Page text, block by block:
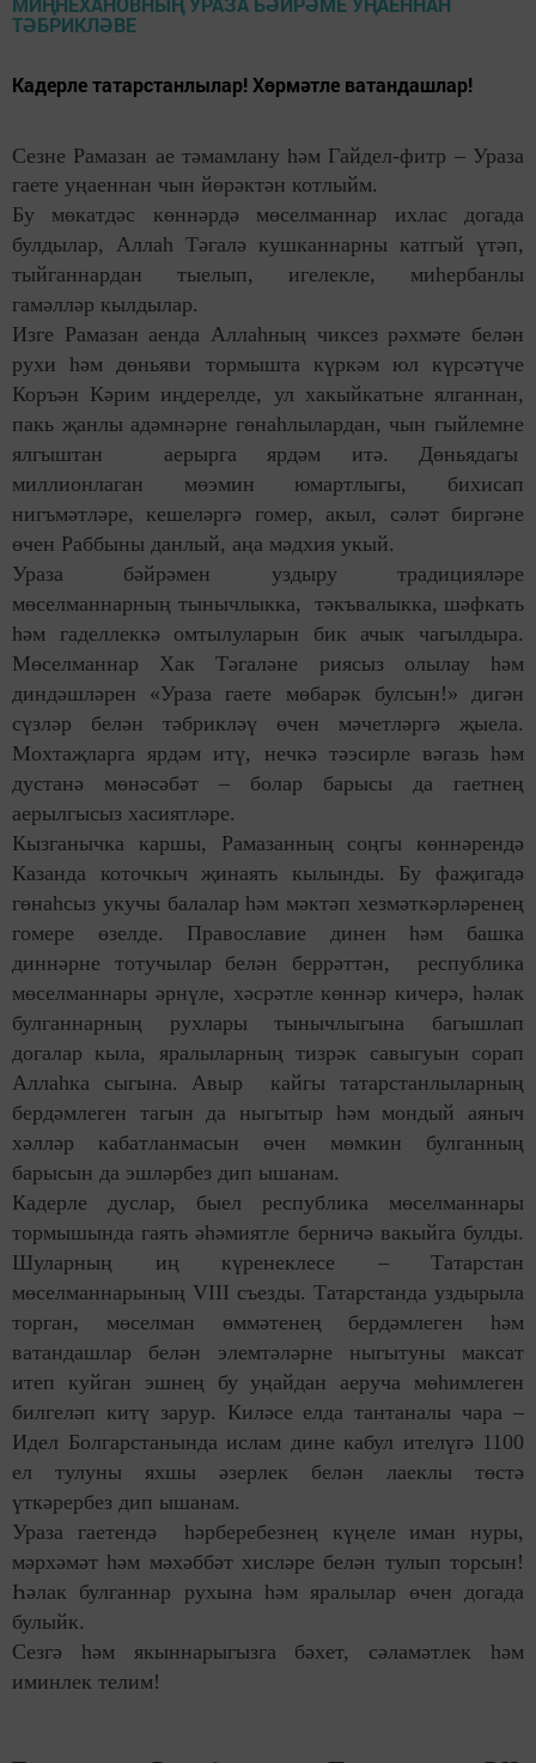
Кадерле татарстанлылар! Хөрмәтле ватандашлар!
Сезне Рамазан ае тәмамлану һәм Гайдел-фитр – Ураза
гаете уңаеннан чын йөрәктән котлыйм.
Бу мөкатдәс көннәрдә мөселманнар ихлас догада
булдылар, Аллаһ Тәгалә кушканнарны катгый үтәп,
тыйганнардан тыелып, игелекле, миһербанлы
гамәлләр кылдылар.
Изге Рамазан аенда Аллаһның чиксез рәхмәте белән
рухи һәм дөньяви тормышта күркәм юл күрсәтүче
Коръән Кәрим иңдерелде, ул хакыйкатьне ялганнан,
пакь җанлы адәмнәрне гөнаһлылардан, чын гыйлемне
ялгыштан аерырга ярдәм итә. Дөньядагы
миллионлаган мөэмин юмартлыгы, бихисап
нигъмәтләре, кешеләргә гомер, акыл, сәләт биргәне
өчен Раббыны данлый, аңа мәдхия укый.
Ураза бәйрәмен уздыру традицияләре
мөселманнарның тынычлыкка, тәкъвалыкка, шәфкать
һәм гаделлеккә омтылуларын бик ачык чагылдыра.
Мөселманнар Хак Тәгаләне риясыз олылау һәм
диндәшләрен «Ураза гаете мөбарәк булсын!» дигән
сүзләр белән тәбрикләү өчен мәчетләргә җыела.
Мохтаҗларга ярдәм итү, нечкә тәэсирле вәгазь һәм
дустанә мөнәсәбәт – болар барысы да гаетнең
аерылгысыз хасиятләре.
Кызганычка каршы, Рамазанның соңгы көннәрендә
Казанда коточкыч җинаять кылынды. Бу фаҗигадә
гөнаһсыз укучы балалар һәм мәктәп хезмәткәрләренең
гомере өзелде. Православие динен һәм башка
диннәрне тотучылар белән беррәттән, республика
мөселманнары әрнүле, хәсрәтле көннәр кичерә, һәлак
булганнарның рухлары тынычлыгына багышлап
догалар кыла, яралыларның тизрәк савыгуын сорап
Аллаһка сыгына. Авыр кайгы татарстанлыларның
бердәмлеген тагын да ныгытыр һәм мондый аяныч
хәлләр кабатланмасын өчен мөмкин булганның
барысын да эшләрбез дип ышанам.
Кадерле дуслар, быел республика мөселманнары
тормышында гаять әһәмиятле берничә вакыйга булды.
Шуларның иң күренеклесе – Татарстан
мөселманнарының VIII съезды. Татарстанда уздырыла
торган, мөселман өммәтенең бердәмлеген һәм
ватандашлар белән элемтәләрне ныгытуны максат
итеп куйган эшнең бу уңайдан аеруча мөһимлеген
билгеләп китү зарур. Киләсе елда тантаналы чара –
Идел Болгарстанында ислам дине кабул ителүгә 1100
ел тулуны яхшы әзерлек белән лаеклы төстә
үткәрербез дип ышанам.
Ураза гаетендә һәрберебезнең күңеле иман нуры,
мәрхәмәт һәм мәхәббәт хисләре белән тулып торсын!
Һәлак булганнар рухына һәм яралылар өчен догада
булыйк.
Сезгә һәм якыннарыгызга бәхет, сәламәтлек һәм
иминлек телим!